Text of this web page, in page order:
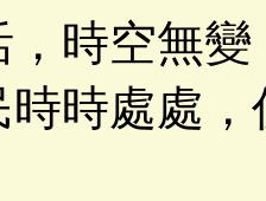
，時空無
時時處處